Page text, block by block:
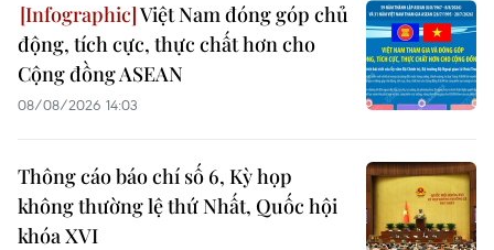
Việt Nam đóng góp chủ
động, tích cực, thực chất hơn cho
Cộng đồng ASEAN
08/08/2026 14:03
Thông cáo báo chí số 6, Kỳ họp
không thường lệ thứ Nhất, Quốc hội
khóa XVI